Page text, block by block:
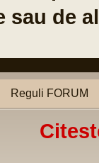
Reguli FORUM